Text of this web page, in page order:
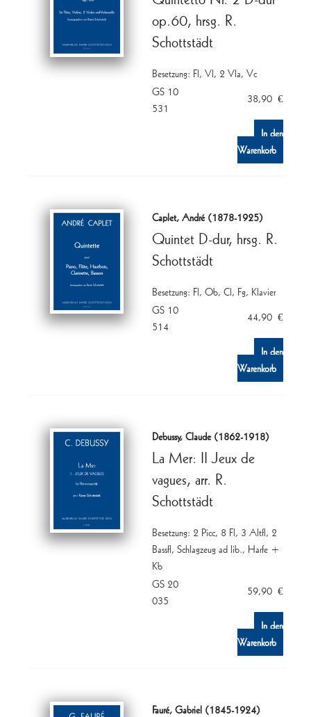
op.60, hrsg. R.
Schottstädt
Besetzung: Fl, Vl, 2 Vla, Vc
GS 10
531
38,90 €
In den
Warenkorb
Caplet, André (1878-1925)
Quintet D-dur, hrsg. R.
Schottstädt
Besetzung: Fl, Ob, Cl, Fg, Klavier
GS 10
514
44,90 €
In den
Warenkorb
Debussy, Claude (1862-1918)
La Mer: II Jeux de
vagues, arr. R.
Schottstädt
Besetzung: 2 Picc, 8 Fl, 3 Altfl, 2
Bassfl, Schlagzeug ad lib., Harfe +
Kb
GS 20
035
59,90 €
In den
Warenkorb
Fauré, Gabriel (1845-1924)